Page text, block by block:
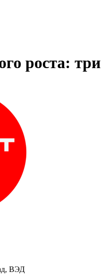
роста:
ВЭД